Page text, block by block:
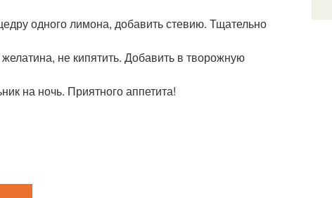
одного лимона, добавить стевию. Тщательно
не кипятить. Добавить в творожную
на ночь. Приятного аппетита!